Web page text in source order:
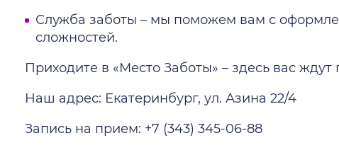
Служба заботы – мы поможем вам с
сложностей.
Приходите в «Место Заботы» – здесь вас
Наш адрес: Екатеринбург, ул. Азина 22/4
Запись на прием: +7 (343) 345-06-88